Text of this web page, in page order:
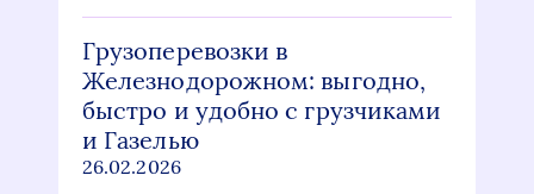
Грузоперевозки в
Железнодорожном: выгодно,
быстро и удобно с грузчиками
и Газелью
26.02.2026